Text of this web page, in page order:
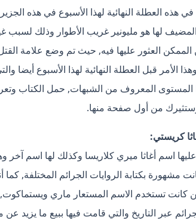
هذه العطلة النهائية لهذا الأسبوع في هذه
المضيف لها هو مليونير غريب الأطوار وذلك
العثور عليها فيه, حيث تم وضع علامة القتل
الأمر قبل العطلة النهائية لهذا الأسبوع
المستوى المعروف من الشبهات, حمل الكتاب
وستثيرك من أول صفحة منها.
كريستي:
اسم أغاثا ميري كلاريسا وكذلك لها اسم آخر
مشهورة بكتابة الروايات الجرائم المختلفة, كما
كانت تستخدم الاسم المستعار ماري
عبر التاريخ والتي قامت فيها ببيع ما يزيد